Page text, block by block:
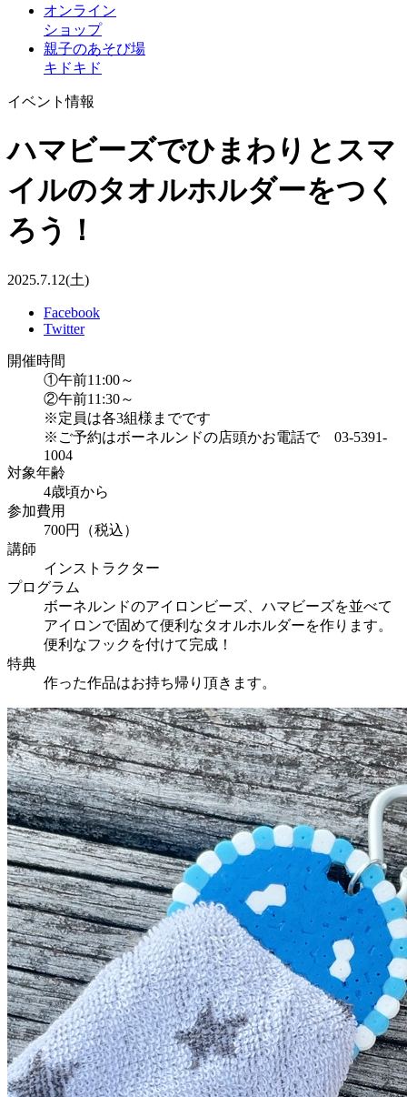
オンライン
ショップ
親子のあそび場
キドキド
イベント情報
ハマビーズでひまわりとスマ
イルのタオルホルダーをつく
ろう！
2025.7.12(土)
Facebook
Twitter
開催時間
①午前11:00～
②午前11:30～
※定員は各3組様までです
※ご予約はボーネルンドの店頭かお電話で 03-5391-
1004
対象年齢
4歳頃から
参加費用
700円（税込）
講師
インストラクター
プログラム
ボーネルンドのアイロンビーズ、ハマビーズを並べて
アイロンで固めて便利なタオルホルダーを作ります。
便利なフックを付けて完成！
特典
作った作品はお持ち帰り頂きます。